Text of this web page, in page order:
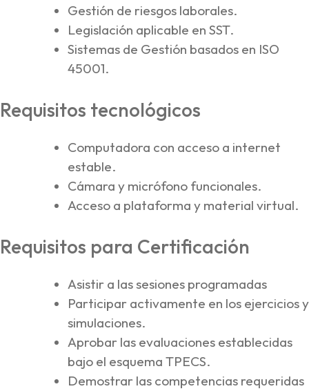
Gestión de riesgos laborales.
Legislación aplicable en SST.
Sistemas de Gestión basados en ISO
45001.
Requisitos tecnológicos
Computadora con acceso a internet
estable.
Cámara y micrófono funcionales.
Acceso a plataforma y material virtual.
Requisitos para Certificación
Asistir a las sesiones programadas
Participar activamente en los ejercicios y
simulaciones.
Aprobar las evaluaciones establecidas
bajo el esquema TPECS.
Demostrar las competencias requeridas